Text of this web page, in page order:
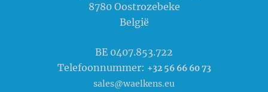
8780 Oostrozebeke
België
BE 0407.853.722
Telefoonnummer: +32 56 66 60 73
sales@waelkens.eu